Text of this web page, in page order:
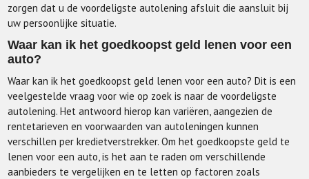
zorgen dat u de voordeligste autolening afsluit die aansluit bij
uw persoonlijke situatie.
Waar kan ik het goedkoopst geld lenen voor een
auto?
Waar kan ik het goedkoopst geld lenen voor een auto? Dit is een
veelgestelde vraag voor wie op zoek is naar de voordeligste
autolening. Het antwoord hierop kan variëren, aangezien de
rentetarieven en voorwaarden van autoleningen kunnen
verschillen per kredietverstrekker. Om het goedkoopste geld te
lenen voor een auto, is het aan te raden om verschillende
aanbieders te vergelijken en te letten op factoren zoals